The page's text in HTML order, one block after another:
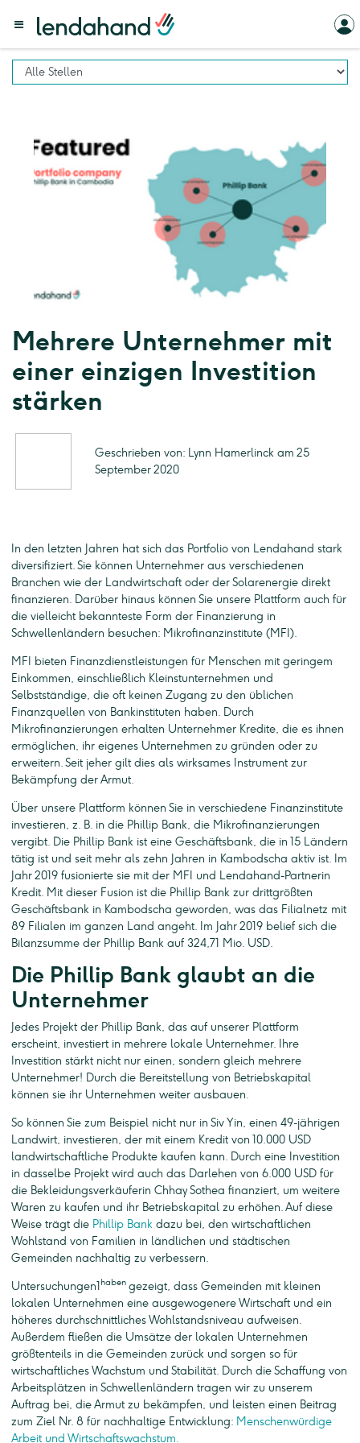
Mehrere Unternehmer mit
einer einzigen Investition
stärken
Geschrieben von: Lynn Hamerlinck am 25
September 2020
In den letzten Jahren hat sich das Portfolio von Lendahand stark
diversifiziert. Sie können Unternehmer aus verschiedenen
Branchen wie der Landwirtschaft oder der Solarenergie direkt
finanzieren. Darüber hinaus können Sie unsere Plattform auch für
die vielleicht bekannteste Form der Finanzierung in
Schwellenländern besuchen: Mikrofinanzinstitute (MFI).
MFI bieten Finanzdienstleistungen für Menschen mit geringem
Einkommen, einschließlich Kleinstunternehmen und
Selbstständige, die oft keinen Zugang zu den üblichen
Finanzquellen von Bankinstituten haben. Durch
Mikrofinanzierungen erhalten Unternehmer Kredite, die es ihnen
ermöglichen, ihr eigenes Unternehmen zu gründen oder zu
erweitern. Seit jeher gilt dies als wirksames Instrument zur
Bekämpfung der Armut.
Über unsere Plattform können Sie in verschiedene Finanzinstitute
investieren, z. B. in die Phillip Bank, die Mikrofinanzierungen
vergibt. Die Phillip Bank ist eine Geschäftsbank, die in 15 Ländern
tätig ist und seit mehr als zehn Jahren in Kambodscha aktiv ist. Im
Jahr 2019 fusionierte sie mit der MFI und Lendahand-Partnerin
Kredit. Mit dieser Fusion ist die Phillip Bank zur drittgrößten
Geschäftsbank in Kambodscha geworden, was das Filialnetz mit
89 Filialen im ganzen Land angeht. Im Jahr 2019 belief sich die
Bilanzsumme der Phillip Bank auf 324,71 Mio. USD.
Die Phillip Bank glaubt an die
Unternehmer
Jedes Projekt der Phillip Bank, das auf unserer Plattform
erscheint, investiert in mehrere lokale Unternehmer. Ihre
Investition stärkt nicht nur einen, sondern gleich mehrere
Unternehmer! Durch die Bereitstellung von Betriebskapital
können sie ihr Unternehmen weiter ausbauen.
So können Sie zum Beispiel nicht nur in Siv Yin, einen 49-jährigen
Landwirt, investieren, der mit einem Kredit von 10.000 USD
landwirtschaftliche Produkte kaufen kann. Durch eine Investition
in dasselbe Projekt wird auch das Darlehen von 6.000 USD für
die Bekleidungsverkäuferin Chhay Sothea finanziert, um weitere
Waren zu kaufen und ihr Betriebskapital zu erhöhen. Auf diese
Weise trägt die Phillip Bank dazu bei, den wirtschaftlichen
Wohlstand von Familien in ländlichen und städtischen
Gemeinden nachhaltig zu verbessern.
Untersuchungen1 haben gezeigt, dass Gemeinden mit kleinen
lokalen Unternehmen eine ausgewogenere Wirtschaft und ein
höheres durchschnittliches Wohlstandsniveau aufweisen.
Außerdem fließen die Umsätze der lokalen Unternehmen
größtenteils in die Gemeinden zurück und sorgen so für
wirtschaftliches Wachstum und Stabilität. Durch die Schaffung von
Arbeitsplätzen in Schwellenländern tragen wir zu unserem
Auftrag bei, die Armut zu bekämpfen, und leisten einen Beitrag
zum Ziel Nr. 8 für nachhaltige Entwicklung: Menschenwürdige
Arbeit und Wirtschaftswachstum.